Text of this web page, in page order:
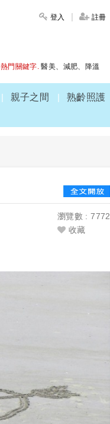
登入 註冊
熱門關鍵字. 醫美、 減肥、 降溫
親子之間 熟齡照護
瀏覽數 : 7772
收藏